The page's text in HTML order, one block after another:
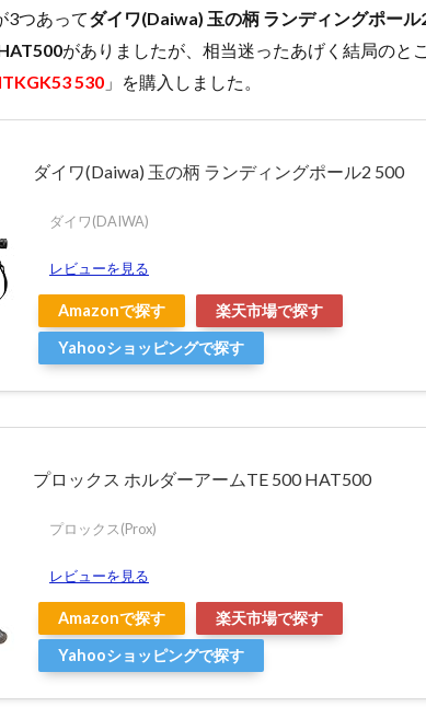
3つあってダイワ(Daiwa) 玉の柄 ランディングポール
がありましたが、相当迷ったあげく結局のと
530 」を購入しました。
ダイワ(Daiwa) 玉の柄 ランディングポール2 500
ダイワ(DAIWA)
レビューを見る
Amazonで探す
楽天市場で探す
Yahooショッピングで探す
プロックス ホルダーアームTE 500 HAT500
プロックス(Prox)
レビューを見る
Amazonで探す
楽天市場で探す
Yahooショッピングで探す